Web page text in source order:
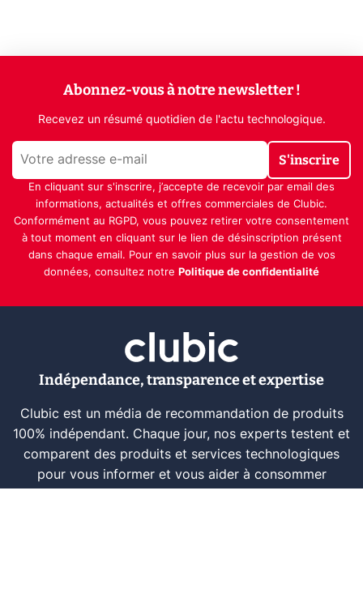
Abonnez-vous à notre newsletter !
Recevez un résumé quotidien de l'actu technologique.
S'inscrire
En cliquant sur s'inscrire, j’accepte de recevoir par email des
informations, actualités et offres commerciales de Clubic.
Conformément au RGPD, vous pouvez retirer votre consentement
à tout moment en cliquant sur le lien de désinscription présent
dans chaque email. Pour en savoir plus sur la gestion de vos
données, consultez notre Politique de confidentialité
Indépendance, transparence et expertise
Clubic est un média de recommandation de produits
100% indépendant. Chaque jour, nos experts testent et
comparent des produits et services technologiques
pour vous informer et vous aider à consommer